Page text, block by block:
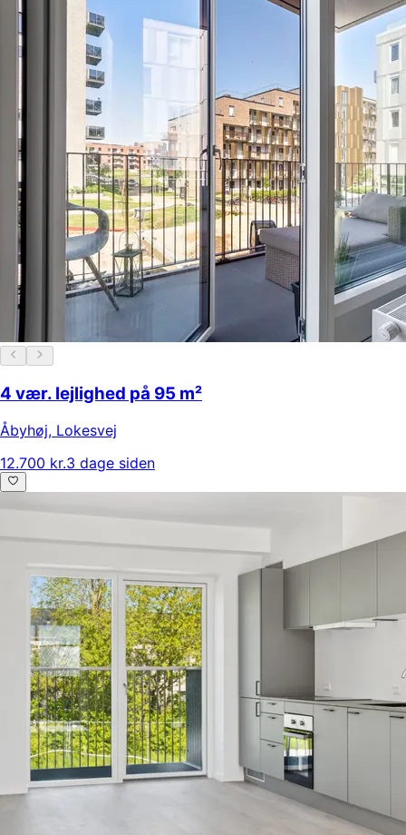
4 vær. lejlighed på 95 m²
Åbyhøj, Lokesvej
12.700 kr.3 dage siden